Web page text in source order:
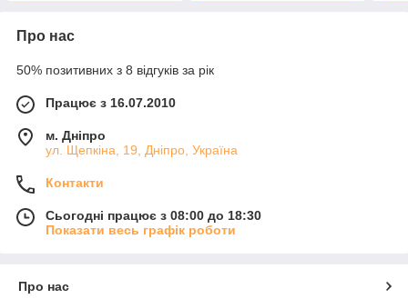
Про нас
50% позитивних з 8 відгуків за рік
Працює з 16.07.2010
м. Дніпро
ул. Щепкіна, 19, Дніпро, Україна
Контакти
Сьогодні працює з 08:00 до 18:30
Показати весь графік роботи
Про нас